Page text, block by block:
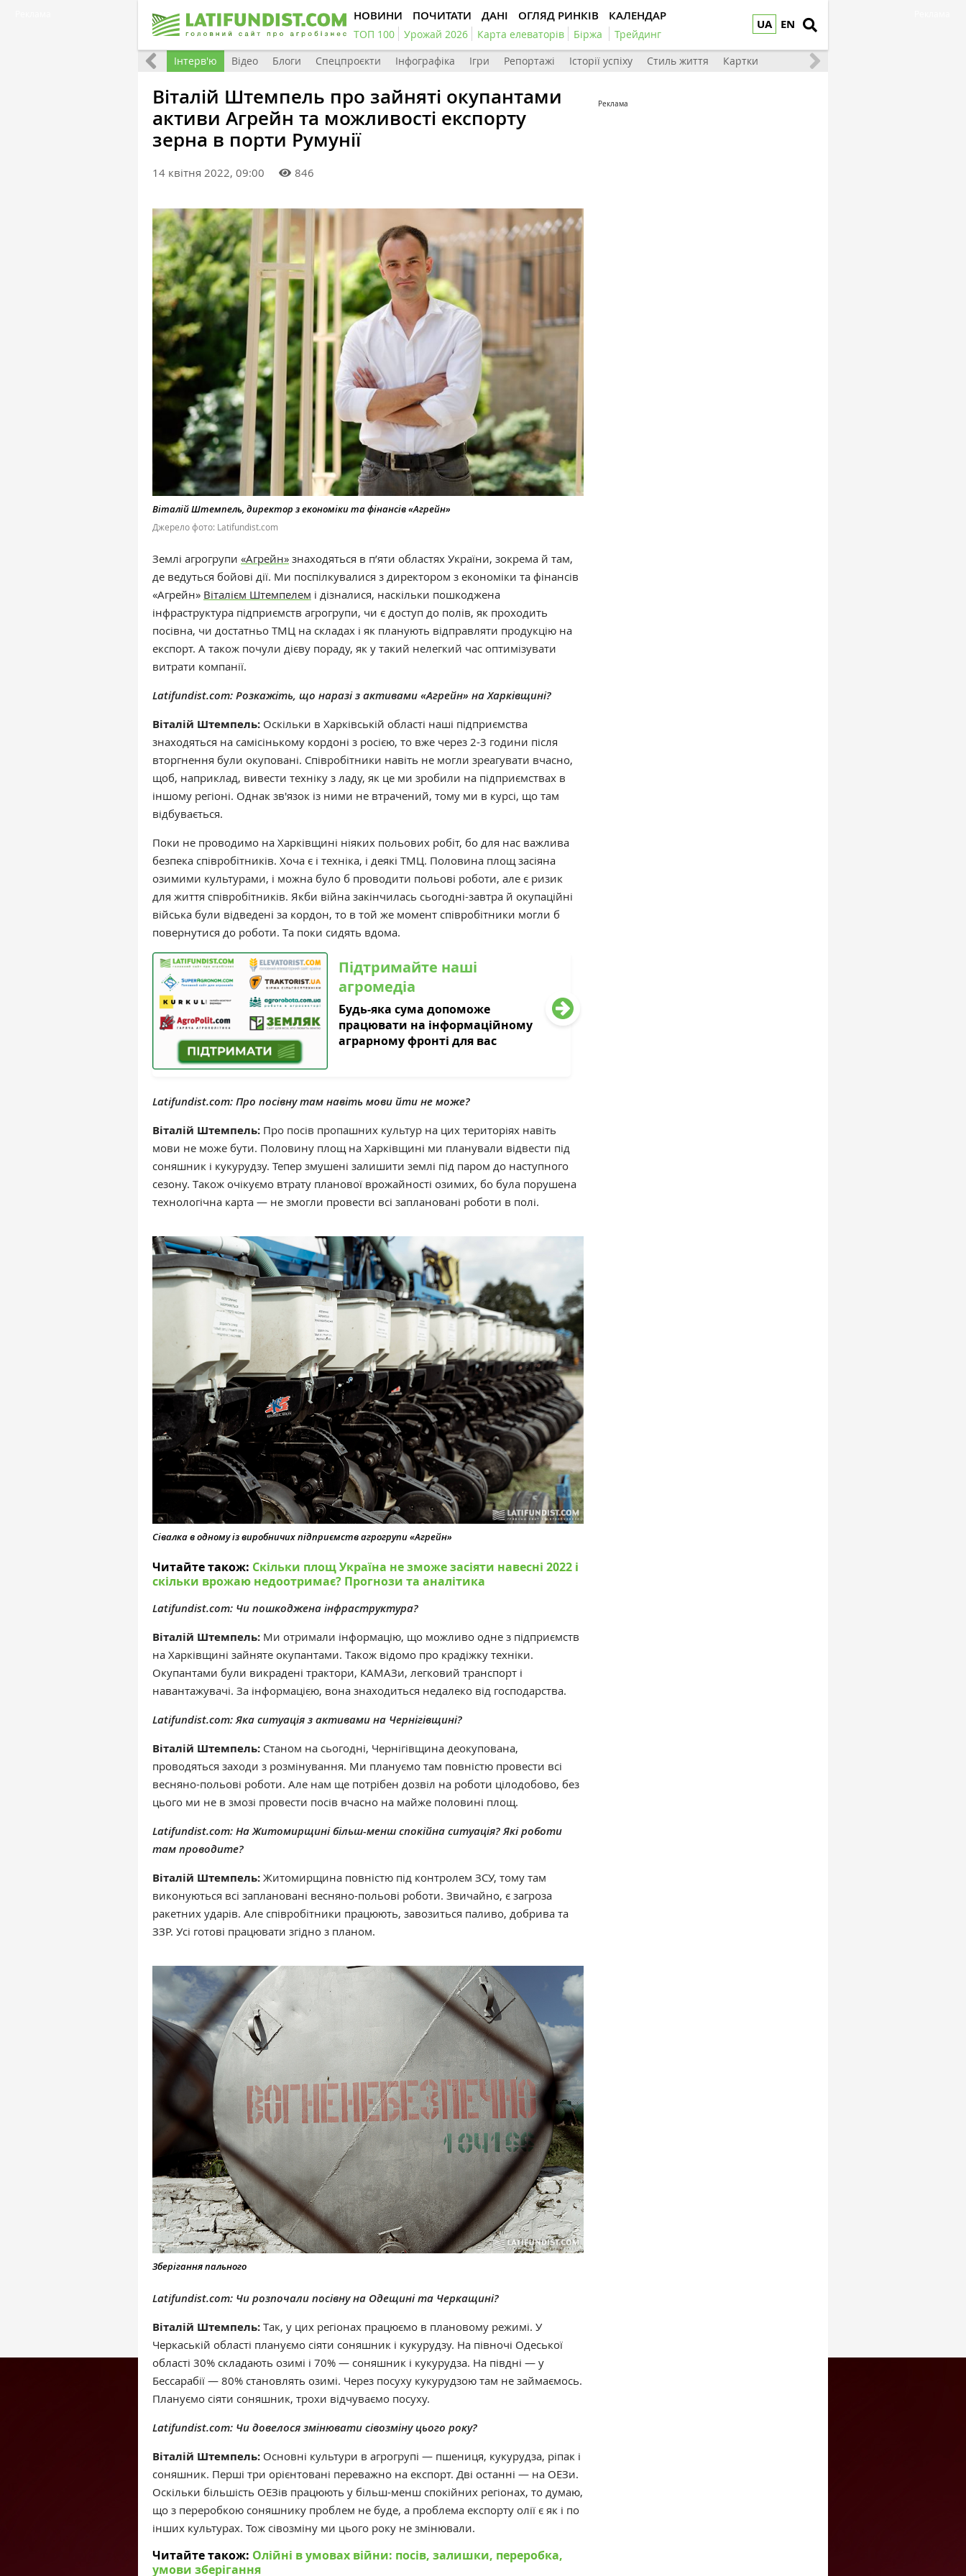
UA EN
НОВИНИ ПОЧИТАТИ ДАНІ ОГЛЯД РИНКІВ КАЛЕНДАР
ТОП 100 Урожай 2026 Карта елеваторів Біржа Трейдинг
Фото Інтерв'ю Відео Блоги Спецпроєкти Інфографіка Ігри Репортажі Історії успіху Стиль життя Картки
Віталій Штемпель про зайняті окупантами
активи Агрейн та можливості експорту
зерна в порти Румунії
14 квітня 2022, 09:00 846
Віталій Штемпель, директор з економіки та фінансів «Агрейн»
Джерело фото: Latifundist.com
Землі агрогрупи «Агрейн» знаходяться в п’яти областях України, зокрема й там,
де ведуться бойові дії. Ми поспілкувалися з директором з економіки та фінансів
«Агрейн» Віталієм Штемпелем і дізналися, наскільки пошкоджена
інфраструктура підприємств агрогрупи, чи є доступ до полів, як проходить
посівна, чи достатньо ТМЦ на складах і як планують відправляти продукцію на
експорт. А також почули дієву пораду, як у такий нелегкий час оптимізувати
витрати компанії.
Latifundist.com: Розкажіть, що наразі з активами «Агрейн» на Харківщині?
Віталій Штемпель: Оскільки в Харківській області наші підприємства
знаходяться на самісінькому кордоні з росією, то вже через 2-3 години після
вторгнення були окуповані. Співробітники навіть не могли зреагувати вчасно,
щоб, наприклад, вивести техніку з ладу, як це ми зробили на підприємствах в
іншому регіоні. Однак зв'язок із ними не втрачений, тому ми в курсі, що там
відбувається.
Поки не проводимо на Харківщині ніяких польових робіт, бо для нас важлива
безпека співробітників. Хоча є і техніка, і деякі ТМЦ. Половина площ засіяна
озимими культурами, і можна було б проводити польові роботи, але є ризик
для життя співробітників. Якби війна закінчилась сьогодні-завтра й окупаційні
війська були відведені за кордон, то в той же момент співробітники могли б
повернутися до роботи. Та поки сидять вдома.
Підтримайте наші
агромедіа
Будь-яка сума допоможе
працювати на інформаційному
аграрному фронті для вас
Latifundist.com: Про посівну там навіть мови йти не може?
Віталій Штемпель: Про посів пропашних культур на цих територіях навіть
мови не може бути. Половину площ на Харківщині ми планували відвести під
соняшник і кукурудзу. Тепер змушені залишити землі під паром до наступного
сезону. Також очікуємо втрату планової врожайності озимих, бо була порушена
технологічна карта — не змогли провести всі заплановані роботи в полі.
Сівалка в одному із виробничих підприємств агрогрупи «Агрейн»
Читайте також: Скільки площ Україна не зможе засіяти навесні 2022 і
скільки врожаю недоотримає? Прогнози та аналітика
Latifundist.com: Чи пошкоджена інфраструктура?
Віталій Штемпель: Ми отримали інформацію, що можливо одне з підприємств
на Харківщині зайняте окупантами. Також відомо про крадіжку техніки.
Окупантами були викрадені трактори, КАМАЗи, легковий транспорт і
навантажувачі. За інформацією, вона знаходиться недалеко від господарства.
Latifundist.com: Яка ситуація з активами на Чернігівщині?
Віталій Штемпель: Станом на сьогодні, Чернігівщина деокупована,
проводяться заходи з розмінування. Ми плануємо там повністю провести всі
весняно-польові роботи. Але нам ще потрібен дозвіл на роботи цілодобово, без
цього ми не в змозі провести посів вчасно на майже половині площ.
Latifundist.com: На Житомирщині більш-менш спокійна ситуація? Які роботи
там проводите?
Віталій Штемпель: Житомирщина повністю під контролем ЗСУ, тому там
виконуються всі заплановані весняно-польові роботи. Звичайно, є загроза
ракетних ударів. Але співробітники працюють, завозиться паливо, добрива та
ЗЗР. Усі готові працювати згідно з планом.
Зберігання пального
Latifundist.com: Чи розпочали посівну на Одещині та Черкащині?
Віталій Штемпель: Так, у цих регіонах працюємо в плановому режимі. У
Черкаській області плануємо сіяти соняшник і кукурудзу. На півночі Одеської
області 30% складають озимі і 70% — соняшник і кукурудза. На півдні — у
Бессарабії — 80% становлять озимі. Через посуху кукурудзою там не займаємось.
Плануємо сіяти соняшник, трохи відчуваємо посуху.
Latifundist.com: Чи довелося змінювати сівозміну цього року?
Віталій Штемпель: Основні культури в агрогрупі — пшениця, кукурудза, ріпак і
соняшник. Перші три орієнтовані переважно на експорт. Дві останні — на ОЕЗи.
Оскільки більшість ОЕЗів працюють у більш-менш спокійних регіонах, то думаю,
що з переробкою соняшнику проблем не буде, а проблема експорту олії є як і по
інших культурах. Тож сівозміну ми цього року не змінювали.
Читайте також: Олійні в умовах війни: посів, залишки, переробка,
умови зберігання
Реклама